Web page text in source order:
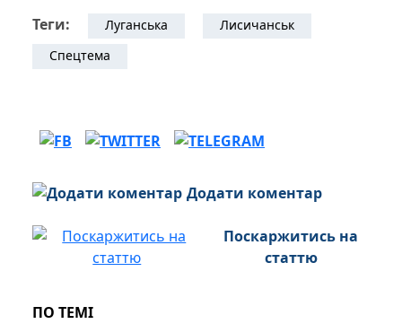
Теги: Луганська
Лисичанськ
Спецтема
Додати коментар
Поскаржитись на
статтю
ПО ТЕМІ